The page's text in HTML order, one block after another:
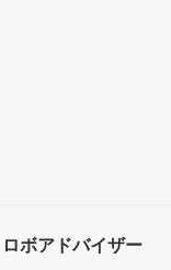
ロボアドバイザー